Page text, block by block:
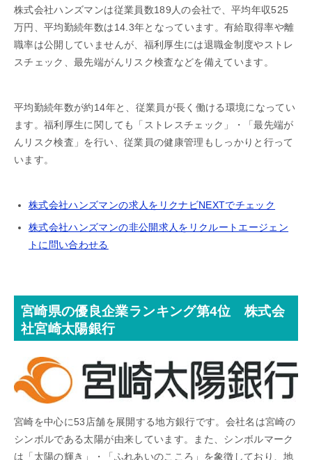
株式会社ハンズマンは従業員数189人の会社で、平均年収525
万円、平均勤続年数は14.3年となっています。有給取得率や離
職率は公開していませんが、福利厚生には退職金制度やストレ
スチェック、最先端がんリスク検査などを備えています。
平均勤続年数が約14年と、従業員が長く働ける環境になってい
ます。福利厚生に関しても「ストレスチェック」・「最先端が
んリスク検査」を行い、従業員の健康管理もしっかりと行って
います。
株式会社ハンズマンの求人をリクナビNEXTでチェック
株式会社ハンズマンの非公開求人をリクルートエージェン
トに問い合わせる
宮崎県の優良企業ランキング第4位 株式会
社宮崎太陽銀行
宮崎を中心に53店舗を展開する地方銀行です。会社名は宮崎の
シンボルである太陽が由来しています。また、シンボルマーク
は「太陽の輝き」・「ふれあいのこころ」を象徴しており、地